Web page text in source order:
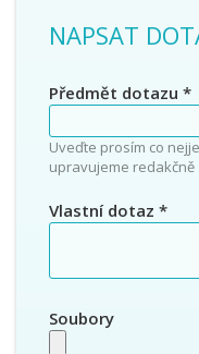
NAPSAT
Předmět dotazu *
Uveďte prosím co
upravujeme redakčně
Vlastní dotaz *
Soubory